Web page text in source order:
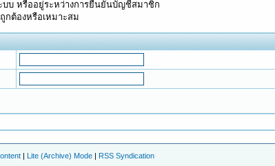
บ หรืออยู่ระหว่างการยืนยันบัญชีสมาชิก
กต้องหรือเหมาะสม
| Lite (Archive) Mode | RSS Syndication